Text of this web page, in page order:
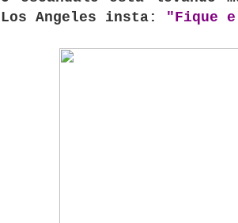
Los Angeles insta: "Fique